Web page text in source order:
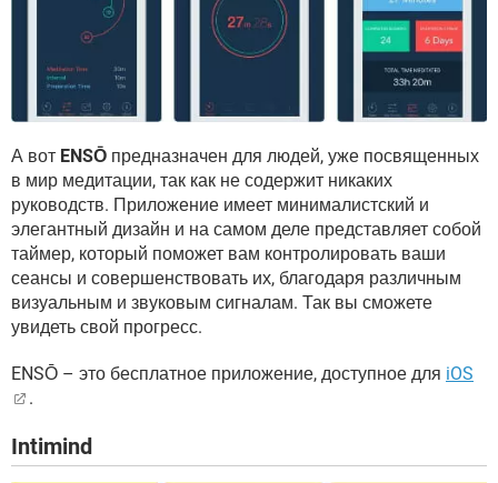
А вот ENSŌ предназначен для людей, уже посвященных
в мир медитации, так как не содержит никаких
руководств. Приложение имеет минималистский и
элегантный дизайн и на самом деле представляет собой
таймер, который поможет вам контролировать ваши
сеансы и совершенствовать их, благодаря различным
визуальным и звуковым сигналам. Так вы сможете
увидеть свой прогресс.
ENSŌ – это бесплатное приложение, доступное для iOS
.
Intimind